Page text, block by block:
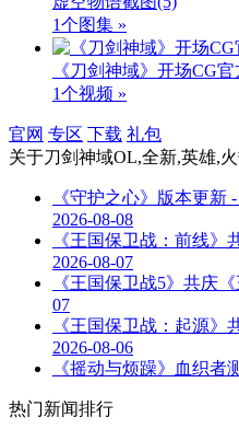
1个图集 »
《刀剑神域》开场CG
1个视频 »
官网 专区 下载 礼包
关于刀剑神域OL,全新,英雄,
《守护之心》版本更新
2026-08-08
《王国保卫战：前线
2026-08-07
《王国保卫战5》共庆
07
《王国保卫战：起源
2026-08-06
《摇动与烦躁》血织者
热门新闻排行